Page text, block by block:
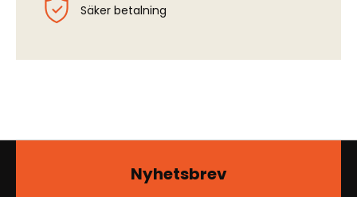
Säker betalning
Nyhetsbrev